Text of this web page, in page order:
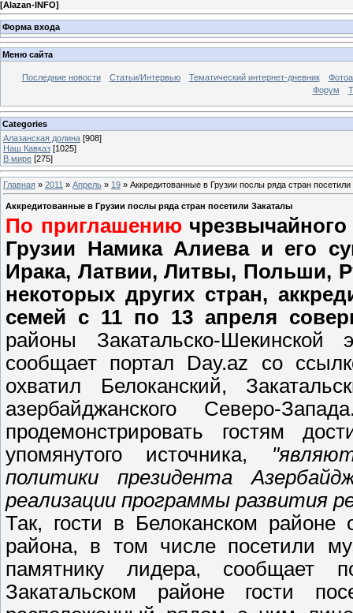
[Alazan-INFO]
Форма входа
Меню сайта
Последние новости Статьи/Интервью Тематический интернет-дневник
Форум
Categories
Алазанская долина [908]
Наш Кавказ [1025]
В мире [275]
Главная » 2011 » Апрель » 19 » Аккредитованные в Грузии послы ряда стран
Аккредитованные в Грузии послы ряда стран посетили Закаталы
По приглашению
Грузии Намика Алиева и его
Ирака, Латвии, Литвы, Польши,
некоторых других стран,
семей с 11 по 13 апреля
районы Закатальско-Шекинской
сообщает портал Day.az со
охватил Белоканский,
азербайджанского Северо-
продемонстрировать гостям
упомянутого источника,
политики президента
реализации программы развития
Так, гости в Белоканском районе
района, в том числе посетили
памятнику лидера, сообщает
Закатальском районе гости